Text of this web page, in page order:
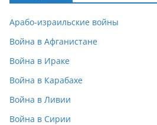
Арабо-израильские войны
Война в Афганистане
Война в Ираке
Война в Карабахе
Война в Ливии
Война в Сирии